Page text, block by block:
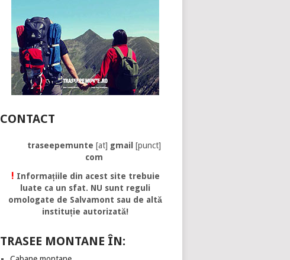
CONTACT
traseepemunte [at] gmail [punct]
com
! Informațiile din acest site trebuie
luate ca un sfat. NU sunt reguli
omologate de Salvamont sau de altă
instituție autorizată!
TRASEE MONTANE ÎN: